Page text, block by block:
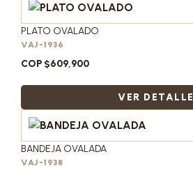
PLATO OVALADO
VAJ-1936
COP $609,900
VER DETALLE
BANDEJA OVALADA
VAJ-1938